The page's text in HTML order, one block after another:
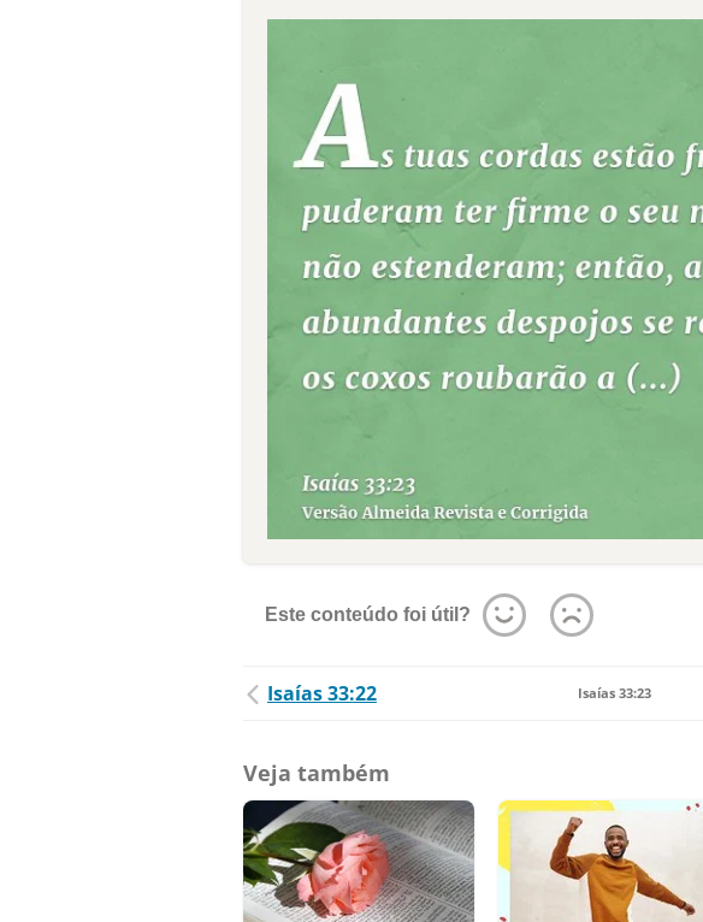
Este conteúdo foi útil?
Isaías 33:22 Isaías 33:23
Veja também